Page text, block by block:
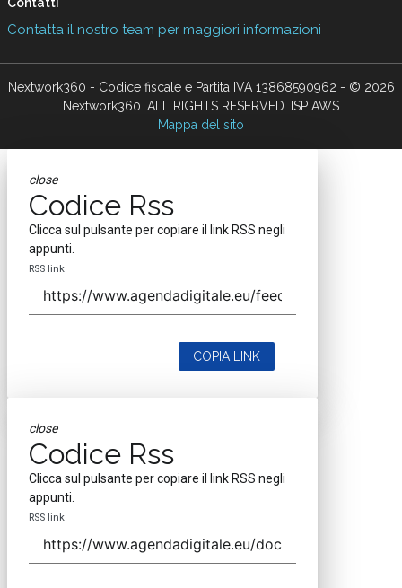
Contatta il nostro team per maggiori informazioni
Nextwork360 - Codice fiscale e Partita IVA 13868590962 - © 2026
Nextwork360. ALL RIGHTS RESERVED. ISP AWS
Mappa del sito
close
Codice Rss
Clicca sul pulsante per copiare il link RSS negli
appunti.
RSS link
COPIA LINK
close
Codice Rss
Clicca sul pulsante per copiare il link RSS negli
appunti.
RSS link